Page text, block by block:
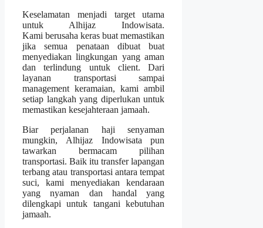
Keselamatan menjadi target utama
untuk Alhijaz Indowisata.
Kami berusaha keras buat memastikan
jika semua penataan dibuat buat
menyediakan lingkungan yang aman
dan terlindung untuk client. Dari
layanan transportasi sampai
management keramaian, kami ambil
setiap langkah yang diperlukan untuk
memastikan kesejahteraan jamaah.
Biar perjalanan haji senyaman
mungkin, Alhijaz Indowisata pun
tawarkan bermacam pilihan
transportasi. Baik itu transfer lapangan
terbang atau transportasi antara tempat
suci, kami menyediakan kendaraan
yang nyaman dan handal yang
dilengkapi untuk tangani kebutuhan
jamaah.